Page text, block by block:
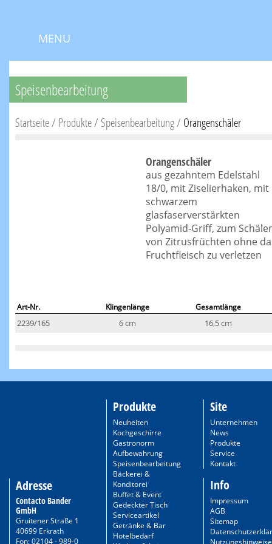
MENU
Speisenbearbeitung
Startseite/ Produkte/ Speisenbearbeitung/ Orangenschäler
Orangenschäler
aus gezahntem Edelstahl
18/0, mit Ziselierhaken, mit
schwarzem
glasfaserverstärkten
Polyamid-Griff, zum
von Zitrusfrüchten ohne
Fruchtfleisch zu verletzen
Art-Nr. Klingenlänge Gesamtlänge
2239/165 6 cm 16,5 cm
Adresse
Contacto Bander
GmbH
Gruitener Straße 1
40699 Erkrath
Fon: 02104 - 989-0
Produkte
Neuheiten
Kochgeschirre
Gastronorm
Aufbewahrung
Speisenbearbeitung
Bäckerei &
Konditorei
Buffet & Event
Gedeckter Tisch
Serviceartikel
Getränke & Bar
Hotelbedarf
Site
Unternehmen
News
Produkte
Service
Kontakt
Info
Impressum
AGB
Sitemap
Nutzungshinweise